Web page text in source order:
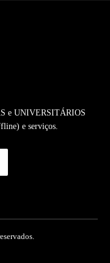
e UNIVERSITÁRIOS
e serviços.